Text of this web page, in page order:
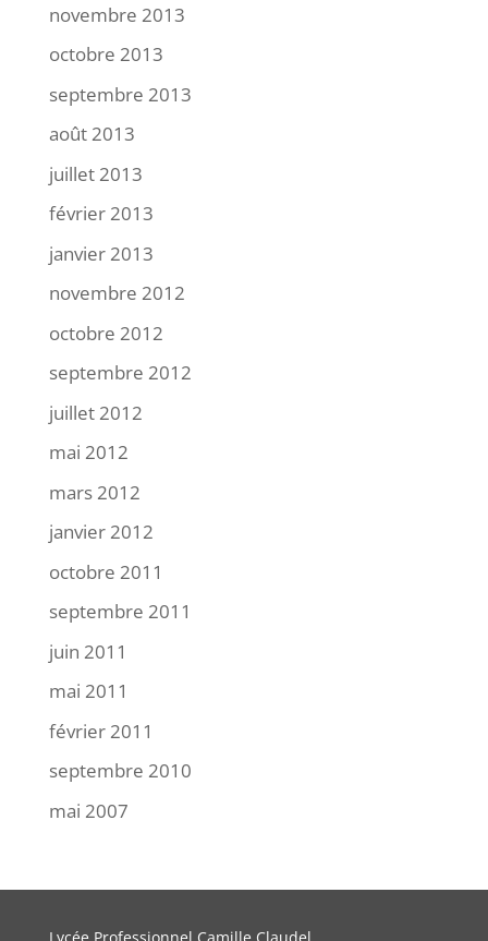
novembre 2013
octobre 2013
septembre 2013
août 2013
juillet 2013
février 2013
janvier 2013
novembre 2012
octobre 2012
septembre 2012
juillet 2012
mai 2012
mars 2012
janvier 2012
octobre 2011
septembre 2011
juin 2011
mai 2011
février 2011
septembre 2010
mai 2007
Lycée Professionnel Camille Claudel